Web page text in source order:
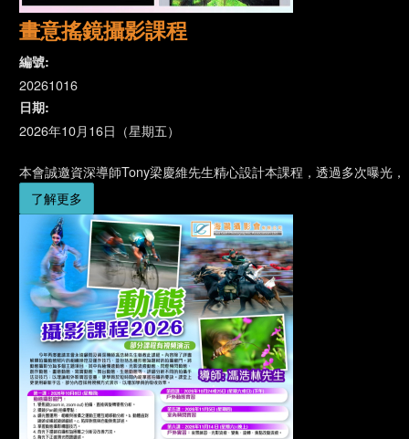
畫意搖鏡攝影課程
編號:
20261016
日期:
2026年10月16日（星期五）
本會誠邀資深導師Tony梁慶維先生精心設計本課程，透過多次曝光
了解更多